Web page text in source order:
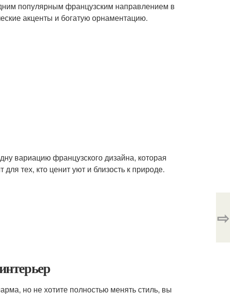
популярным французским направлением в
акценты и богатую орнаментацию.
вариацию французского дизайна, которая
тех, кто ценит уют и близость к природе.
но не хотите полностью менять стиль, вы
⇨